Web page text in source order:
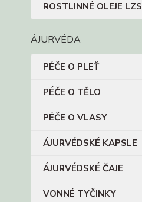
ROSTLINNÉ OLEJE LZS
ÁJURVÉDA
PÉČE O PLEŤ
PÉČE O TĚLO
PÉČE O VLASY
ÁJURVÉDSKÉ KAPSLE
ÁJURVÉDSKÉ ČAJE
VONNÉ TYČINKY